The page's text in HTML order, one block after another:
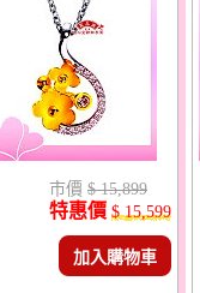
市價 $ 15,899
特惠價 $ 15,599
加入購物車